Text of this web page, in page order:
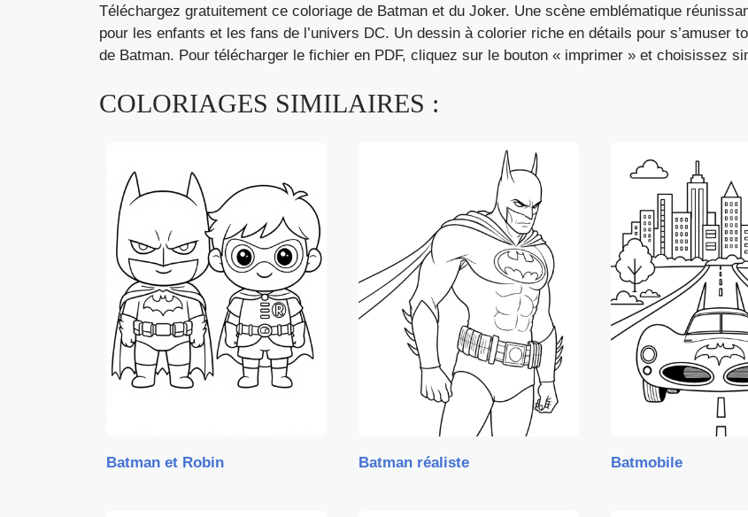
Téléchargez gratuitement ce coloriage de Batman et du Joker. Une scène emblématique
pour les enfants et les fans de l’univers DC. Un dessin à colorier riche en détails pour s’amuser
de Batman. Pour télécharger le fichier en PDF, cliquez sur le bouton « imprimer » et choisissez
COLORIAGES SIMILAIRES :
Batman et Robin Batman réaliste Batmobile